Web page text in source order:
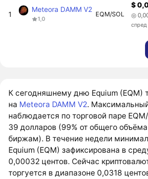
1
Meteora DAMM V2
1,0
EQM/SOL
$
◎
спред
К сегодняшнему дню Equium (EQM)
на Meteora DAMM V2.
наблюдается по торговой паре
39 долларов (99% от общего
биржам). В течение недели
Equium (EQM) зафиксирована в
0,00032 центов. Сейчас
торгуется в диапазоне 0,0318